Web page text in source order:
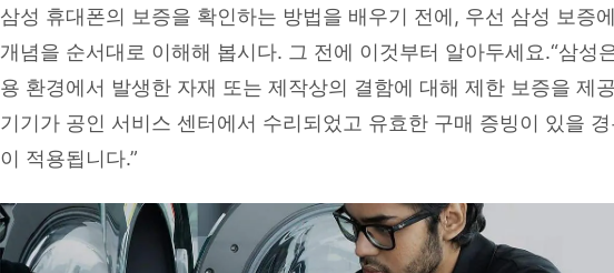
삼성 휴대폰의 보증을 확인하는 방법을 배우기 전에, 우선 삼성 보증
개념을 순서대로 이해해 봅시다. 그 전에 이것부터 알아두세요.“삼성
용 환경에서 발생한 자재 또는 제작상의 결함에 대해 제한 보증을 제
기기가 공인 서비스 센터에서 수리되었고 유효한 구매 증빙이 있을
이 적용됩니다.”